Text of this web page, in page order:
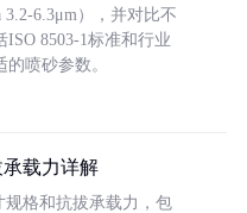
6.3μm），并对比不
8503-1标准和行业
喷砂参数。
载力详解
规格和抗拔承载力，包